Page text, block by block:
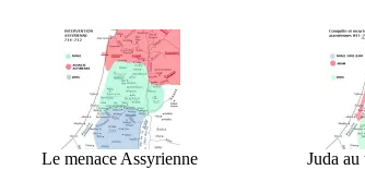
Le menace Assyrienne Juda au